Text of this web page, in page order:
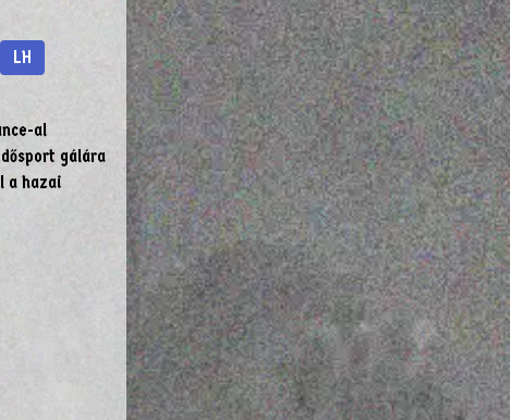
LH
al
gálára
a hazai